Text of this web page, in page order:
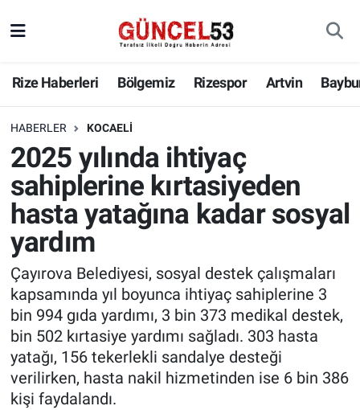
Rize Haberleri Bölgemiz Rizespor Artvin
HABERLER KOCAELI
2025 yılında ihtiyaç
sahiplerine kırtasiyeden
hasta yatağına kadar sosyal
yardım
Çayırova Belediyesi, sosyal destek çalışmaları
kapsamında yıl boyunca ihtiyaç sahiplerine 3
bin 994 gıda yardımı, 3 bin 373 medikal destek,
bin 502 kırtasiye yardımı sağladı. 303 hasta
yatağı, 156 tekerlekli sandalye desteği
verilirken, hasta nakil hizmetinden ise 6 bin 386
kişi faydalandı.